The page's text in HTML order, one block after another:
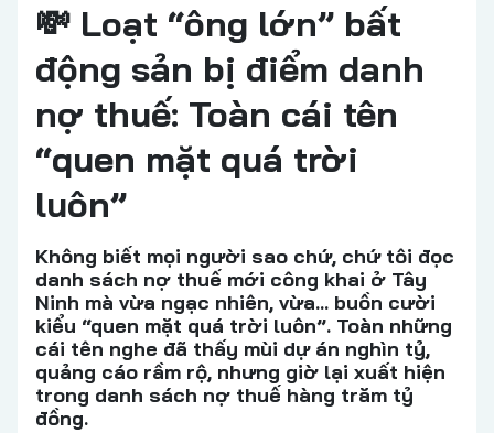
💸 Loạt “ông lớn” bất
động sản bị điểm danh
nợ thuế: Toàn cái tên
“quen mặt quá trời
luôn”
Không biết mọi người sao chứ, chứ tôi đọc
danh sách nợ thuế mới công khai ở Tây
Ninh mà vừa ngạc nhiên, vừa… buồn cười
kiểu “quen mặt quá trời luôn”. Toàn những
cái tên nghe đã thấy mùi dự án nghìn tỷ,
quảng cáo rầm rộ, nhưng giờ lại xuất hiện
trong danh sách nợ thuế hàng trăm tỷ
đồng.